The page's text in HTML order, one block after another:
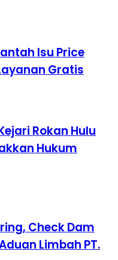
Isu Price
Gratis
Rokan Hulu
Hukum
Check Dam
Limbah PT.